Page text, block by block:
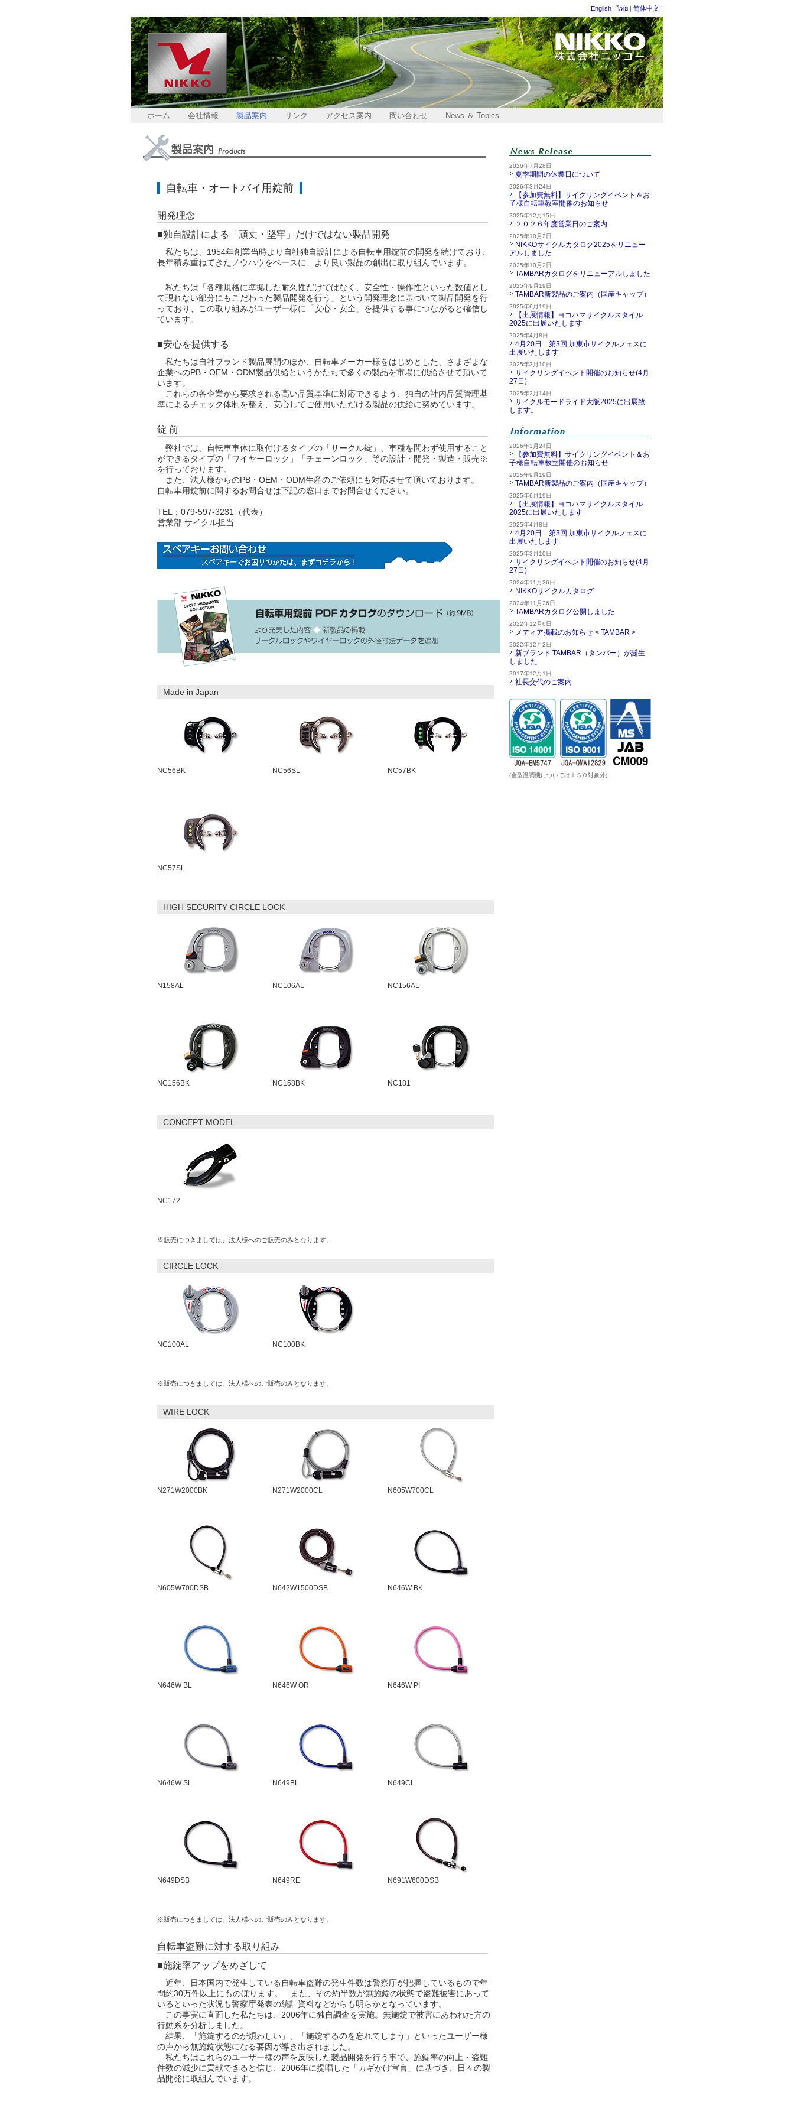
| English |ไทย | 简体中文 |
ホーム 会社情報 製品案内 リンク アクセス案内 問い合わせ News ＆ Topics
製品案内｜錠前
自転車・オートバイ用錠前
開発理念
■独自設計による「頑丈・堅牢」だけではない製品開発
私たちは、1954年創業当時より自社独自設計による自転車用錠前の開発を続けており、
長年積み重ねてきたノウハウをベースに、より良い製品の創出に取り組んでいます。
私たちは「各種規格に準拠した耐久性だけではなく、安全性・操作性といった数値とし
て現れない部分にもこだわった製品開発を行う」という開発理念に基づいて製品開発を行
っており、この取り組みがユーザー様に「安心・安全」を提供する事につながると確信し
ています。
■安心を提供する
私たちは自社ブランド製品展開のほか、自転車メーカー様をはじめとした、さまざまな
企業へのPB・OEM・ODM製品供給というかたちで多くの製品を市場に供給させて頂いて
います。
これらの各企業から要求される高い品質基準に対応できるよう、独自の社内品質管理基
準によるチェック体制を整え、安心してご使用いただける製品の供給に努めています。
錠 前
弊社では、自転車車体に取付けるタイプの「サークル錠」、車種を問わず使用すること
ができるタイプの「ワイヤーロック」「チェーンロック」等の設計・開発・製造・販売※
を行っております。
また、法人様からのPB・OEM・ODM生産のご依頼にも対応させて頂いております。
自転車用錠前に関するお問合せは下記の窓口までお問合せください。
TEL：079-597-3231（代表）
営業部 サイクル担当
Made in Japan
NC56BK NC56SL NC57BK
NC57SL
HIGH SECURITY CIRCLE LOCK
N158AL NC106AL NC156AL
NC156BK NC158BK NC181
CONCEPT MODEL
NC172
※販売につきましては、法人様へのご販売のみとなります。
CIRCLE LOCK
NC100AL NC100BK
※販売につきましては、法人様へのご販売のみとなります。
WIRE LOCK
N271W2000BK N271W2000CL N605W700CL
N605W700DSB N642W1500DSB N646W BK
N646W BL N646W OR N646W PI
N646W SL N649BL N649CL
N649DSB N649RE N691W600DSB
※販売につきましては、法人様へのご販売のみとなります。
自転車盗難に対する取り組み
■施錠率アップをめざして
近年、日本国内で発生している自転車盗難の発生件数は警察庁が把握しているもので年
間約30万件以上にものぼります。 また、その約半数が無施錠の状態で盗難被害にあって
いるといった状況も警察庁発表の統計資料などからも明らかとなっています。
この事実に直面した私たちは、2006年に独自調査を実施。無施錠で被害にあわれた方の
行動系を分析しました。
結果、「施錠するのが煩わしい」、「施錠するのを忘れてしまう」といったユーザー様
の声から無施錠状態になる要因が導き出されました。
私たちはこれらのユーザー様の声を反映した製品開発を行う事で、施錠率の向上・盗難
件数の減少に貢献できると信じ、2006年に提唱した「カギかけ宣言」に基づき、日々の製
品開発に取組んでいます。
2026年7月28日
夏季期間の休業日について
2026年3月24日
【参加費無料】サイクリングイベント＆お
子様自転車教室開催のお知らせ
2025年12月15日
２０２６年度営業日のご案内
2025年10月2日
NIKKOサイクルカタログ2025をリニュー
アルしました
2025年10月2日
TAMBARカタログをリニューアルしました
2025年9月19日
TAMBAR新製品のご案内（国産キャップ）
2025年6月19日
【出展情報】ヨコハマサイクルスタイル
2025に出展いたします
2025年4月8日
4月20日 第3回 加東市サイクルフェスに
出展いたします
2025年3月10日
サイクリングイベント開催のお知らせ(4月
27日)
2025年2月14日
サイクルモードライド大阪2025に出展致
します。
2026年3月24日
【参加費無料】サイクリングイベント＆お
子様自転車教室開催のお知らせ
2025年9月19日
TAMBAR新製品のご案内（国産キャップ）
2025年6月19日
【出展情報】ヨコハマサイクルスタイル
2025に出展いたします
2025年4月8日
4月20日 第3回 加東市サイクルフェスに
出展いたします
2025年3月10日
サイクリングイベント開催のお知らせ(4月
27日)
2024年11月26日
NIKKOサイクルカタログ
2024年11月26日
TAMBARカタログ公開しました
2022年12月6日
メディア掲載のお知らせ < TAMBAR >
2022年12月2日
新ブランド TAMBAR（タンバー）が誕生
しました
2017年12月1日
社長交代のご案内
(金型温調機についてはＩＳＯ対象外)